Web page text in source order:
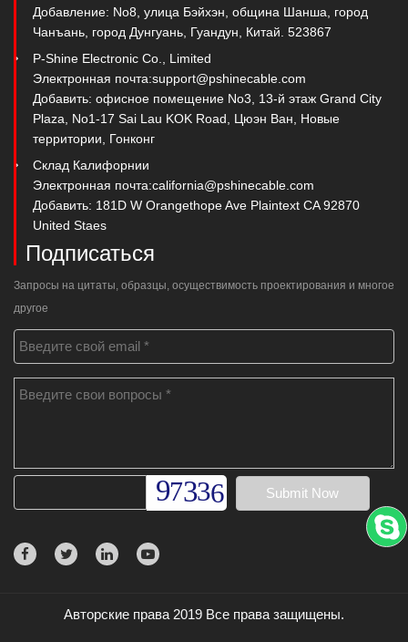
Добавление: No8, улица Бэйхэн, община Шанша, город
Чанъань, город Дунгуань, Гуандун, Китай. 523867
P-Shine Electronic Co., Limited
Электронная почта:support@pshinecable.com
Добавить: офисное помещение No3, 13-й этаж Grand City
Plaza, No1-17 Sai Lau KOK Road, Цюэн Ван, Новые
территории, Гонконг
Склад Калифорнии
Электронная почта:california@pshinecable.com
Добавить: 181D W Orangethope Ave Plaintext CA 92870
United Staes
Подписаться
Запросы на цитаты, образцы, осуществимость проектирования и многое
другое
Авторские права 2019 Все права защищены.